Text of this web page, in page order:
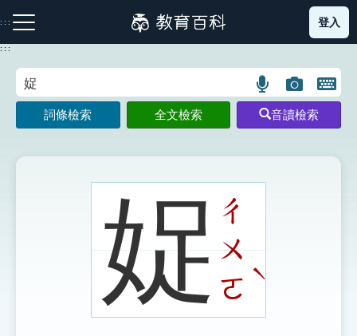
到
主
:::
注音索引圖示 筆畫索引圖示 部首索引表圖示
登入
:::
語
言
搜
示
圖
片
搜
開
鍵
圖
詞條檢索 全文檢索 音讀檢索
娖ㄔ
ㄨ
ㄛ
ˋ